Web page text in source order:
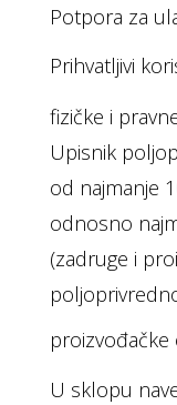
Potpora za
Prihvatljivi
fizičke i
Upisnik
od najmanje
odnosno
(zadruge i
proizvođačke
U sklopu